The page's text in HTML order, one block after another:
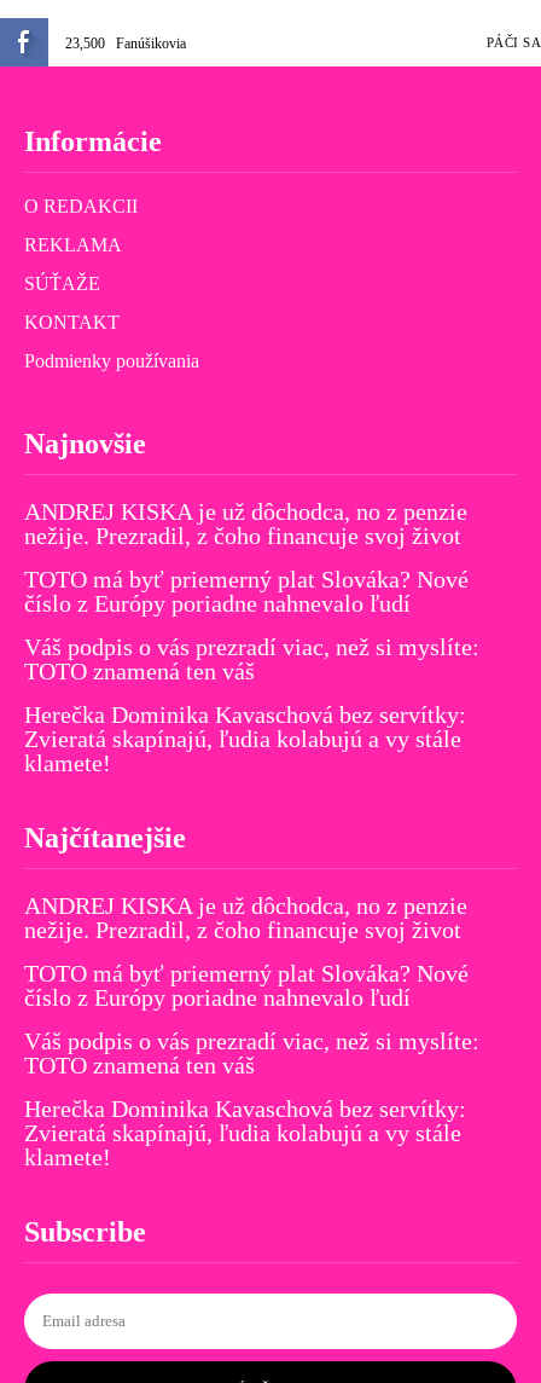
23,500 Fanúšikovia PÁČI SA
Informácie
O REDAKCII
REKLAMA
SÚŤAŽE
KONTAKT
Podmienky používania
Najnovšie
ANDREJ KISKA je už dôchodca, no z penzie
nežije. Prezradil, z čoho financuje svoj život
TOTO má byť priemerný plat Slováka? Nové
číslo z Európy poriadne nahnevalo ľudí
Váš podpis o vás prezradí viac, než si myslíte:
TOTO znamená ten váš
Herečka Dominika Kavaschová bez servítky:
Zvieratá skapínajú, ľudia kolabujú a vy stále
klamete!
Najčítanejšie
ANDREJ KISKA je už dôchodca, no z penzie
nežije. Prezradil, z čoho financuje svoj život
TOTO má byť priemerný plat Slováka? Nové
číslo z Európy poriadne nahnevalo ľudí
Váš podpis o vás prezradí viac, než si myslíte:
TOTO znamená ten váš
Herečka Dominika Kavaschová bez servítky:
Zvieratá skapínajú, ľudia kolabujú a vy stále
klamete!
Subscribe